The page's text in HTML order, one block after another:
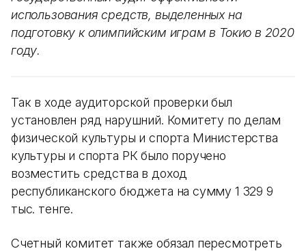
использования средств, выделенных на
подготовку к олимпийским играм в Токио в 2020
году.
Так в ходе аудиторской проверки был
установлен ряд нарушний. Комитету по делам
физической культуры и спорта Министерства
культуры и спорта РК было поручено
возместить средства в доход
республиканского бюджета на сумму 1 329 9
тыс. тенге.
Счетный комитет также обязал пересмотреть